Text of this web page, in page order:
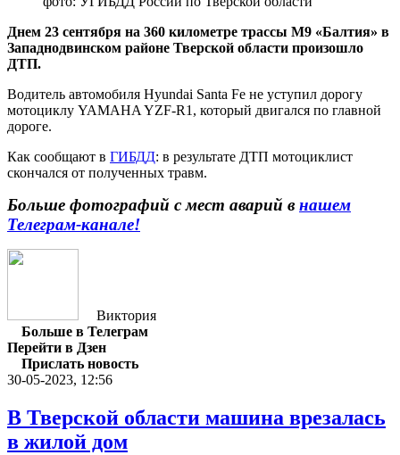
Днем 23 сентября на 360 километре трассы М9 «Балтия» в
Западнодвинском районе Тверской области произошло
ДТП.
Водитель автомобиля Hyundai Santa Fe не уступил дорогу
мотоциклу YAMAHA YZF-R1, который двигался по главной
дороге.
Как сообщают в ГИБДД: в результате ДТП мотоциклист
скончался от полученных травм.
Больше фотографий с мест аварий в нашем
Телеграм-канале!
Виктория
Больше в Телеграм
Перейти в Дзен
Прислать новость
30-05-2023, 12:56
В Тверской области машина врезалась
в жилой дом